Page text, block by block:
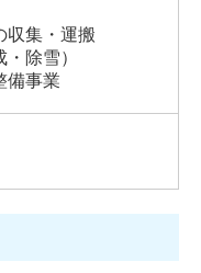
収集・運搬
除雪）
備事業